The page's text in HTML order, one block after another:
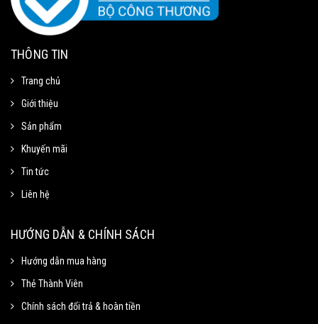
THÔNG TIN
Trang chủ
Giới thiệu
Sản phẩm
Khuyến mãi
Tin tức
Liên hệ
HƯỚNG DẪN & CHÍNH SÁCH
Hướng dẫn mua hàng
Thẻ Thành Viên
Chính sách đổi trả & hoàn tiền
Mã Giảm Giá
trang thanh toán.
250k.